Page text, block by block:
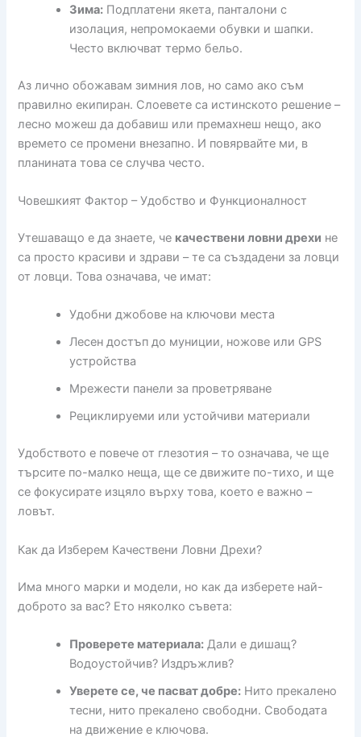
Зима: Подплатени якета, панталони с
изолация, непромокаеми обувки и шапки.
Често включват термо бельо.
Аз лично обожавам зимния лов, но само ако съм
правилно екипиран. Слоевете са истинското решение –
лесно можеш да добавиш или премахнеш нещо, ако
времето се промени внезапно. И повярвайте ми, в
планината това се случва често.
Човешкият Фактор – Удобство и Функционалност
Утешаващо е да знаете, че качествени ловни дрехи не
са просто красиви и здрави – те са създадени за ловци
от ловци. Това означава, че имат:
Удобни джобове на ключови места
Лесен достъп до муниции, ножове или GPS
устройства
Мрежести панели за проветряване
Рециклируеми или устойчиви материали
Удобството е повече от глезотия – то означава, че ще
търсите по-малко неща, ще се движите по-тихо, и ще
се фокусирате изцяло върху това, което е важно –
ловът.
Как да Изберем Качествени Ловни Дрехи?
Има много марки и модели, но как да изберете най-
доброто за вас? Ето няколко съвета:
Проверете материала: Дали е дишащ?
Водоустойчив? Издръжлив?
Уверете се, че пасват добре: Нито прекалено
тесни, нито прекалено свободни. Свободата
на движение е ключова.